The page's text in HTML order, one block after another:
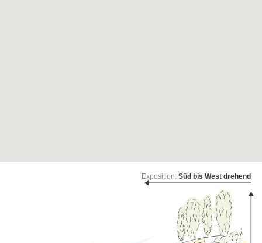
Exposition: Süd bis West drehend